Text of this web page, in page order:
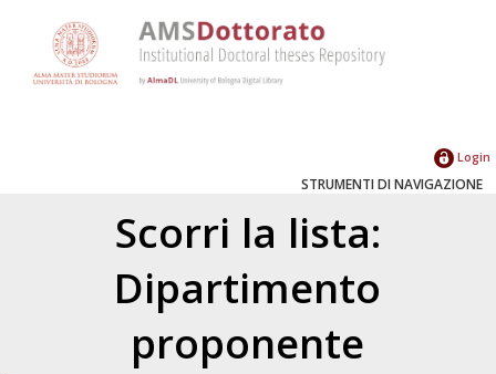
Login
STRUMENTI DI NAVIGAZIONE
Scorri la lista:
Dipartimento
proponente